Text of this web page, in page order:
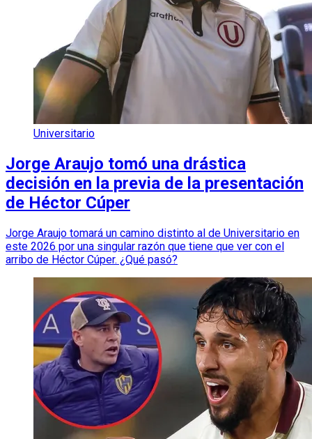
Universitario
Jorge Araujo tomó una drástica
decisión en la previa de la presentación
de Héctor Cúper
Jorge Araujo tomará un camino distinto al de Universitario en
este 2026 por una singular razón que tiene que ver con el
arribo de Héctor Cúper. ¿Qué pasó?